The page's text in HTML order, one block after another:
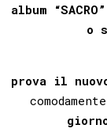
album “SACRO
o
prova il